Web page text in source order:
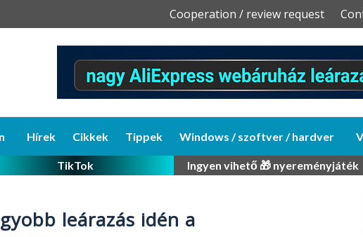
Skip
Cooperation / review request
Hírek Cikkek Tippek Windows / szoftver / hardver
TikTok Ingyen vihető 🎁 nyereményjáték
leárazás idén a